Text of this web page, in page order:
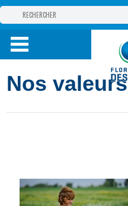
GROUPE
PRODUITS
Nos valeurs